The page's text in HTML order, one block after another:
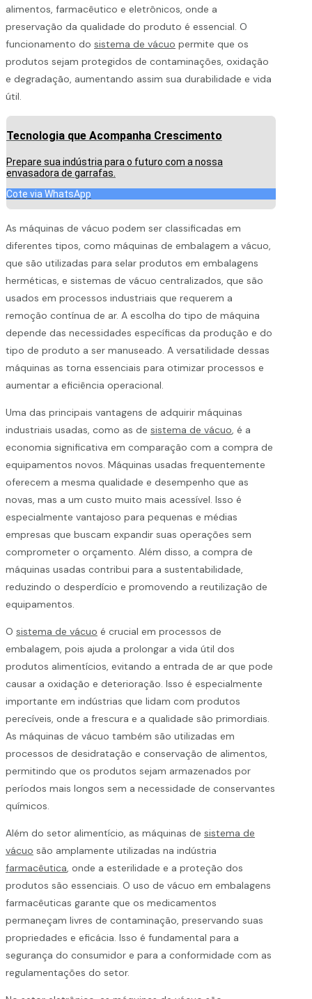
alimentos, farmacêutico e eletrônicos, onde a
preservação da qualidade do produto é essencial. O
funcionamento do sistema de vácuo permite que os
produtos sejam protegidos de contaminações, oxidação
e degradação, aumentando assim sua durabilidade e vida
útil.
Tecnologia que Acompanha Crescimento
Prepare sua indústria para o futuro com a nossa
envasadora de garrafas.
Cote via WhatsApp
As máquinas de vácuo podem ser classificadas em
diferentes tipos, como máquinas de embalagem a vácuo,
que são utilizadas para selar produtos em embalagens
herméticas, e sistemas de vácuo centralizados, que são
usados em processos industriais que requerem a
remoção contínua de ar. A escolha do tipo de máquina
depende das necessidades específicas da produção e do
tipo de produto a ser manuseado. A versatilidade dessas
máquinas as torna essenciais para otimizar processos e
aumentar a eficiência operacional.
Uma das principais vantagens de adquirir máquinas
industriais usadas, como as de sistema de vácuo, é a
economia significativa em comparação com a compra de
equipamentos novos. Máquinas usadas frequentemente
oferecem a mesma qualidade e desempenho que as
novas, mas a um custo muito mais acessível. Isso é
especialmente vantajoso para pequenas e médias
empresas que buscam expandir suas operações sem
comprometer o orçamento. Além disso, a compra de
máquinas usadas contribui para a sustentabilidade,
reduzindo o desperdício e promovendo a reutilização de
equipamentos.
O sistema de vácuo é crucial em processos de
embalagem, pois ajuda a prolongar a vida útil dos
produtos alimentícios, evitando a entrada de ar que pode
causar a oxidação e deterioração. Isso é especialmente
importante em indústrias que lidam com produtos
perecíveis, onde a frescura e a qualidade são primordiais.
As máquinas de vácuo também são utilizadas em
processos de desidratação e conservação de alimentos,
permitindo que os produtos sejam armazenados por
períodos mais longos sem a necessidade de conservantes
químicos.
Além do setor alimentício, as máquinas de sistema de
vácuo são amplamente utilizadas na indústria
farmacêutica, onde a esterilidade e a proteção dos
produtos são essenciais. O uso de vácuo em embalagens
farmacêuticas garante que os medicamentos
permaneçam livres de contaminação, preservando suas
propriedades e eficácia. Isso é fundamental para a
segurança do consumidor e para a conformidade com as
regulamentações do setor.